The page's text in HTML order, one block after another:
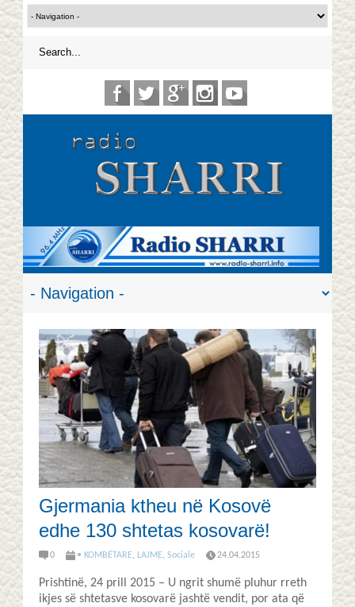
Gjermania ktheu në Kosovë
edhe 130 shtetas kosovarë!
0 • KOMBËTARE, LAJME, Sociale 24.04.2015
Prishtinë, 24 prill 2015 – U ngrit shumë pluhur rreth
ikjes së shtetasve kosovarë jashtë vendit, por ata që